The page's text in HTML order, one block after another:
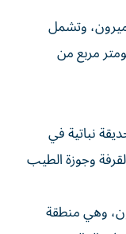
وتشمل
تزيد مساحتها عن 1700 كيلومتر مربع من
نباتية في
وجوزة الطيب
وهي منطقة